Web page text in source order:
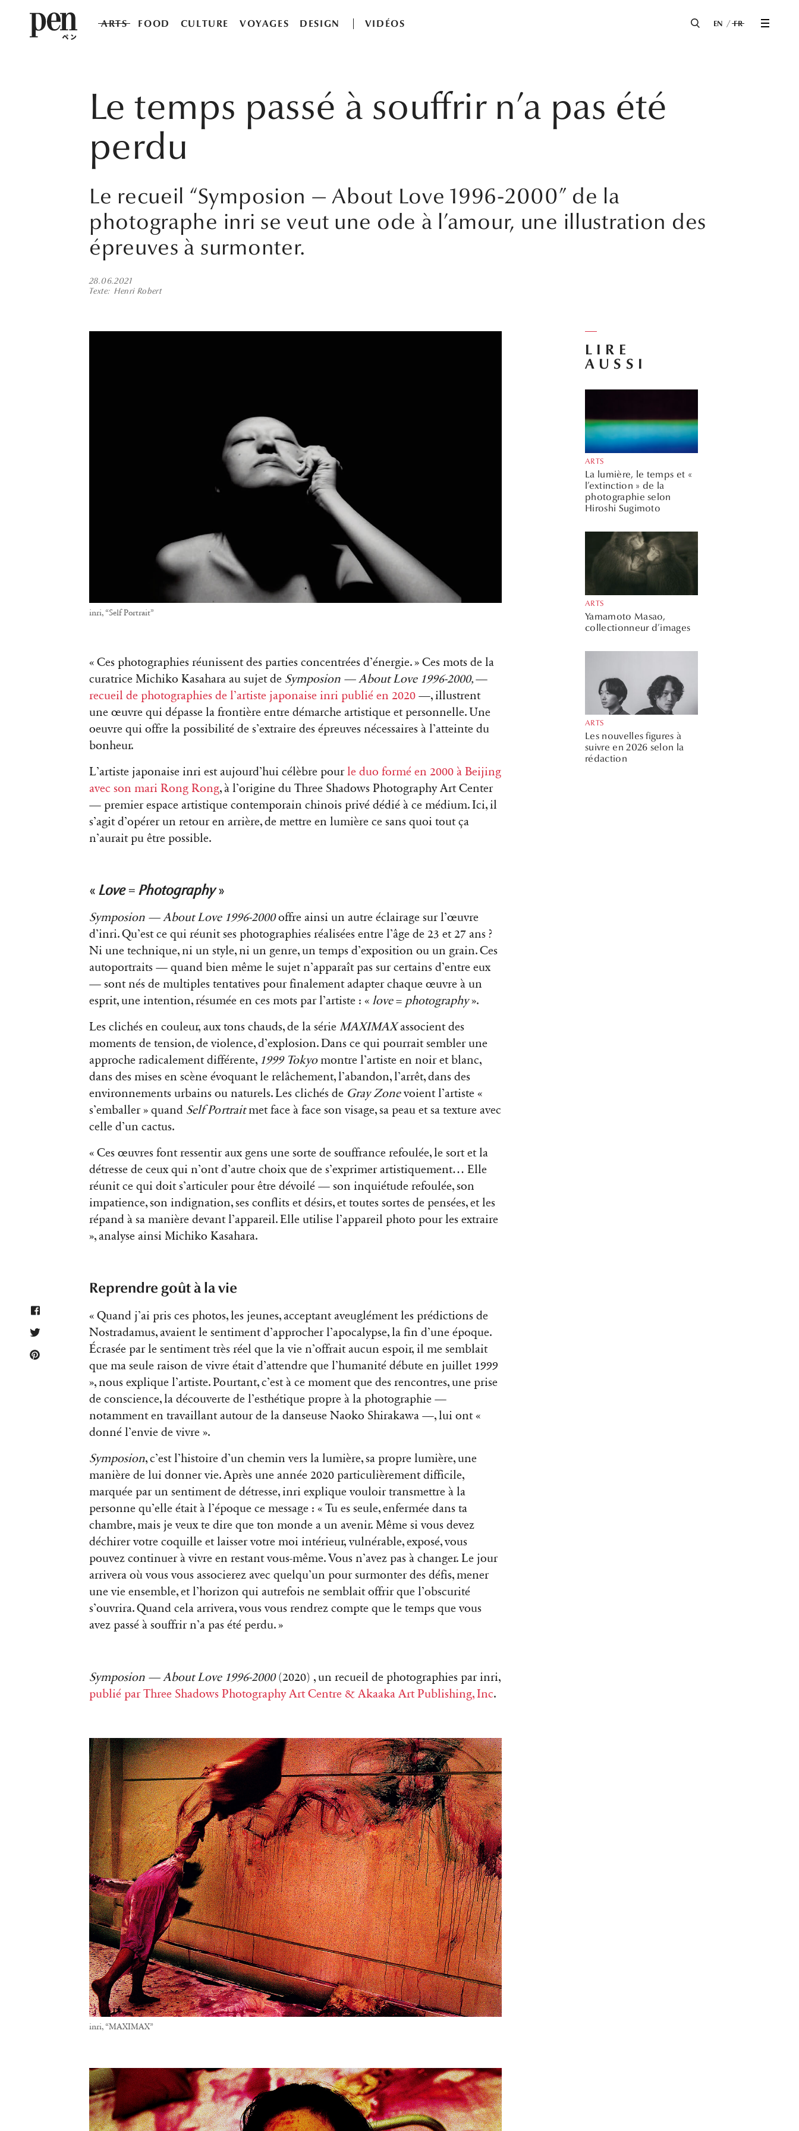
ARTS FOOD CULTURE VOYAGES DESIGN VIDÉOS EN FR
Le temps passé à souffrir n’a pas été
perdu
Le recueil “Symposion — About Love 1996-2000” de la
photographe inri se veut une ode à l’amour, une illustration des
épreuves à surmonter.
28.06.2021
Texte
Henri Robert
inri, “Self Portrait”
« Ces photographies réunissent des parties concentrées d’énergie. » Ces mots de la
curatrice Michiko Kasahara au sujet de Symposion — About Love 1996-2000,—
recueil de photographies de l’artiste japonaise inri publié en 2020 —, illustrent
une œuvre qui dépasse la frontière entre démarche artistique et personnelle. Une
oeuvre qui offre la possibilité de s’extraire des épreuves nécessaires à l’atteinte du
bonheur.
L’artiste japonaise inri est aujourd’hui célèbre pourle duo formé en 2000 à Beijing
avec son mari Rong Rong, à l’origine du Three Shadows Photography Art Center
— premier espace artistique contemporain chinois privé dédié à ce médium. Ici, il
s’agit d’opérer un retour en arrière, de mettre en lumière ce sans quoi tout ça
n’aurait pu être possible.
« Love= Photography»
Symposion — About Love 1996-2000offre ainsi un autre éclairage sur l’œuvre
d’inri. Qu’est ce qui réunit ses photographies réalisées entre l’âge de 23 et 27 ans ?
Ni une technique, ni un style, ni un genre, un temps d’exposition ou un grain. Ces
autoportraits — quand bien même le sujet n’apparaît pas sur certains d’entre eux
— sont nés de multiples tentatives pour finalement adapter chaque œuvre à un
esprit, une intention, résumée en ces mots par l’artiste : « love= photography».
Les clichés en couleur, aux tons chauds, de la série MAXIMAXassocient des
moments de tension, de violence, d’explosion. Dans ce qui pourrait sembler une
approche radicalement différente, 1999 Tokyomontre l’artiste en noir et blanc,
dans des mises en scène évoquant le relâchement, l’abandon, l’arrêt, dans des
environnements urbains ou naturels. Les clichés de Gray Zonevoient l’artiste «
s’emballer » quand Self Portraitmet face à face son visage, sa peau et sa texture avec
celle d’un cactus.
« Ces œuvres font ressentir aux gens une sorte de souffrance refoulée, le sort et la
détresse de ceux qui n’ont d’autre choix que de s’exprimer artistiquement… Elle
réunit ce qui doit s’articuler pour être dévoilé — son inquiétude refoulée, son
impatience, son indignation, ses conflits et désirs, et toutes sortes de pensées, et les
répand à sa manière devant l’appareil. Elle utilise l’appareil photo pour les extraire
», analyse ainsi Michiko Kasahara.
Reprendre goût à la vie
« Quand j’ai pris ces photos, les jeunes, acceptant aveuglément les prédictions de
Nostradamus, avaient le sentiment d’approcher l’apocalypse, la fin d’une époque.
Écrasée par le sentiment très réel que la vie n’offrait aucun espoir, il me semblait
que ma seule raison de vivre était d’attendre que l’humanité débute en juillet 1999
», nous explique l’artiste. Pourtant, c’est à ce moment que des rencontres, une prise
de conscience, la découverte de l’esthétique propre à la photographie —
notamment en travaillant autour de la danseuse Naoko Shirakawa —, lui ont «
donné l’envie de vivre ».
Symposion, c’est l’histoire d’un chemin vers la lumière, sa propre lumière, une
manière de lui donner vie. Après une année 2020 particulièrement difficile,
marquée par un sentiment de détresse, inri explique vouloir transmettre à la
personne qu’elle était à l’époque ce message : « Tu es seule, enfermée dans ta
chambre, mais je veux te dire que ton monde a un avenir. Même si vous devez
déchirer votre coquille et laisser votre moi intérieur, vulnérable, exposé, vous
pouvez continuer à vivre en restant vous-même. Vous n’avez pas à changer. Le jour
arrivera où vous vous associerez avec quelqu’un pour surmonter des défis, mener
une vie ensemble, et l’horizon qui autrefois ne semblait offrir que l’obscurité
s’ouvrira. Quand cela arrivera, vous vous rendrez compte que le temps que vous
avez passé à souffrir n’a pas été perdu. »
Symposion — About Love 1996-2000(2020) , un recueil de photographies par inri,
publié par Three Shadows Photography Art Centre & Akaaka Art Publishing, Inc.
inri, “MAXIMAX”
LIRE
AUSSI
ARTS
La lumière, le temps et «
l’extinction » de la
photographie selon
Hiroshi Sugimoto
ARTS
Yamamoto Masao,
collectionneur d’images
ARTS
Les nouvelles figures à
suivre en 2026 selon la
rédaction